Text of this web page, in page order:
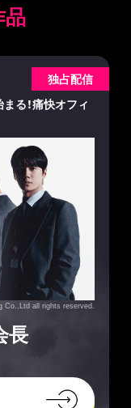
品
独占配信
る！痛快オフィ
Co.,Ltd all rights reserved.
長